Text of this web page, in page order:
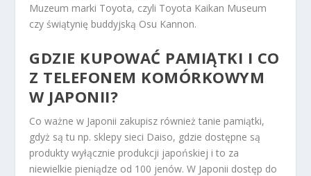
Muzeum marki Toyota, czyli Toyota Kaikan Museum
czy świątynię buddyjską Osu Kannon.
GDZIE KUPOWAĆ PAMIĄTKI I CO
Z TELEFONEM KOMÓRKOWYM
W JAPONII?
Co ważne w Japonii zakupisz również tanie pamiątki,
gdyż są tu np. sklepy sieci Daiso, gdzie dostępne są
produkty wyłącznie produkcji japońskiej i to za
niewielkie pieniądze od 100 jenów. W Japonii dostęp do